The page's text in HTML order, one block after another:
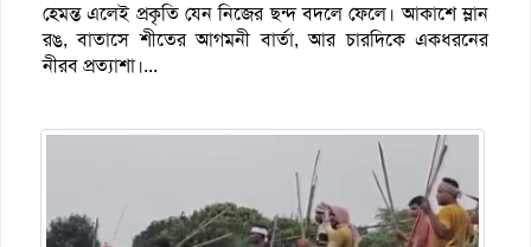
হেমন্ত এলেই প্রকৃতি যেন নিজের ছন্দ বদলে ফেলে। আকাশে ম্লান
রঙ, বাতাসে শীতের আগমনী বার্তা, আর চারদিকে একধরনের
নীরব প্রত্যাশা।...